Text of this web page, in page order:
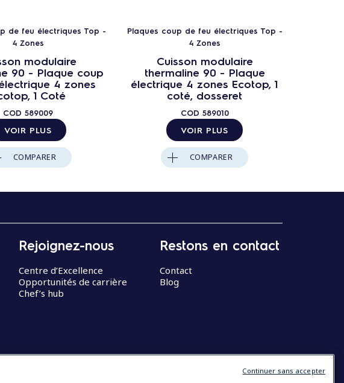
de feu électriques Top -
4 Zones
modulaire
90 - Plaque coup
4 zones
1 Coté
COD 589009
VOIR PLUS
COMPARER
Plaques coup de feu électriques Top -
4 Zones
Cuisson modulaire
thermaline 90 - Plaque
électrique 4 zones Ecotop, 1
coté, dosseret
COD 589010
VOIR PLUS
COMPARER
Rejoignez-nous
Centre d’Excellence
Opportunités de carrière
Chef’s hub
Restons en contact
Contact
Blog
Continuer sans accepter